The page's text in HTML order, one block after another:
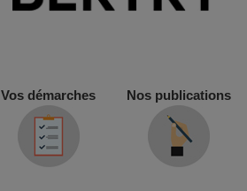
Vos démarches Nos publications